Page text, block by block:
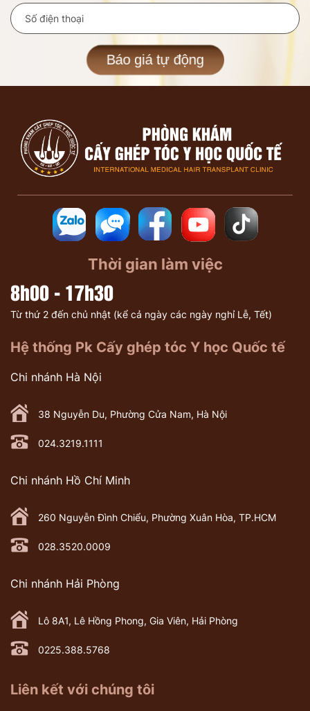
Báo giá tự động
Thời gian làm việc
8h00 - 17h30
Từ thứ 2 đến chủ nhật (kể cả ngày các ngày nghỉ Lễ, Tết)
Hệ thống Pk Cấy ghép tóc Y học Quốc tế
Chi nhánh Hà Nội
38 Nguyễn Du, Phường Cửa Nam, Hà Nội
024.3219.1111
Chi nhánh Hồ Chí Minh
260 Nguyễn Đình Chiểu, Phường Xuân Hòa, TP.HCM
028.3520.0009
Chi nhánh Hải Phòng
Lô 8A1, Lê Hồng Phong, Gia Viên, Hải Phòng
0225.388.5768
Liên kết với chúng tôi